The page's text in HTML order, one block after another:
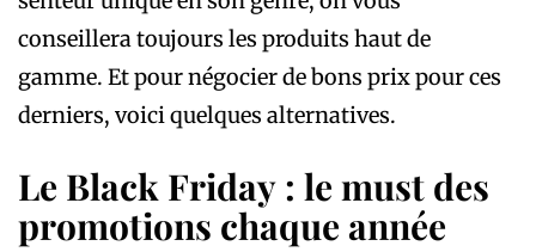
conseillera toujours les produits haut de
gamme. Et pour négocier de bons prix pour ces
derniers, voici quelques alternatives.
Le Black Friday : le must des
promotions chaque année